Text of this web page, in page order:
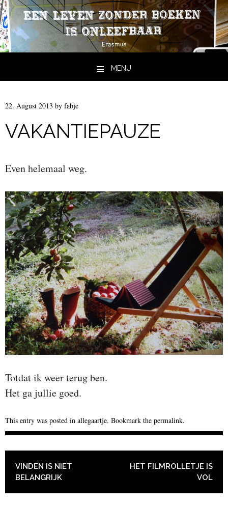
MENU
22. August 2013 by fabje
VAKANTIEPAUZE
Even helemaal weg.
Totdat ik weer terug ben.
Het ga jullie goed.
This entry was posted in allegaartje. Bookmark the permalink.
POST NAVIGATION
VINDEN IS NIET
BELANGRIJK
HET FILMROLLETJE IS
VOL